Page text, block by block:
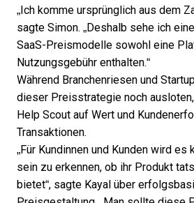
„Ich komme ursprünglich aus dem
sagte Simon. „Deshalb sehe ich
SaaS-Preismodelle sowohl eine
Nutzungsgebühr enthalten.“
Während Branchenriesen und
dieser Preisstrategie noch
Help Scout auf Wert und
Transaktionen.
„Für Kundinnen und Kunden wird
sein zu erkennen, ob ihr Produkt
bietet“, sagte Kayal über